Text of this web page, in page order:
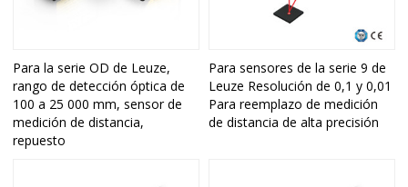
Para la serie OD de Leuze,
rango de detección óptica de
100 a 25 000 mm, sensor de
medición de distancia,
repuesto
Para sensores de la serie 9 de
Leuze Resolución de 0,1 y 0,01
Para reemplazo de medición
de distancia de alta precisión